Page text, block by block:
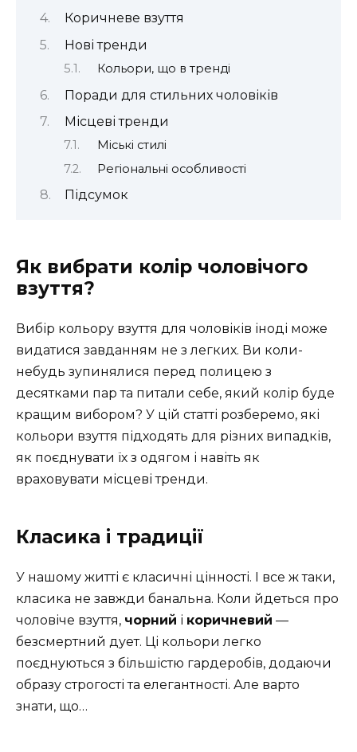
Коричневе взуття
Нові тренди
Кольори, що в тренді
Поради для стильних чоловіків
Місцеві тренди
Міські стилі
Регіональні особливості
Підсумок
Як вибрати колір чоловічого
взуття?
Вибір кольору взуття для чоловіків іноді може
видатися завданням не з легких. Ви коли-
небудь зупинялися перед полицею з
десятками пар та питали себе, який колір буде
кращим вибором? У цій статті розберемо, які
кольори взуття підходять для різних випадків,
як поєднувати їх з одягом і навіть як
враховувати місцеві тренди.
Класика і традиції
У нашому житті є класичні цінності. І все ж таки,
класика не завжди банальна. Коли йдеться про
чоловіче взуття, чорний і коричневий —
безсмертний дует. Ці кольори легко
поєднуються з більшістю гардеробів, додаючи
образу строгості та елегантності. Але варто
знати, що…